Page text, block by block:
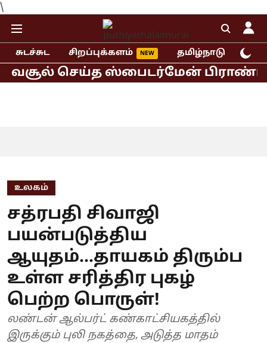
\
சுடச்சுட சிறப்புக்களம் தமிழ்நாடு
செய்த ஸ்பைடர்மேன் பிராண்ட்
உலகம்
சத்ரபதி சிவாஜி
பயன்படுத்திய
ஆயுதம்...தாயகம் திரும்ப
உள்ள சரித்திர புகழ்
பெற்ற பொருள்!
லண்டன் ஆல்பர்ட் கண்காட்சியகத்தில்
இருக்கும் புலி நகத்தை, அடுத்த மாதம்